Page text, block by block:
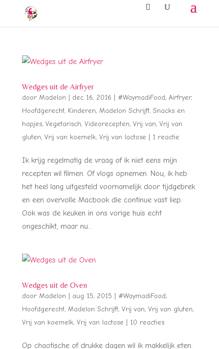
Wedges uit de Airfryer
door Madelon dec 16, 2016 #WaymadiFood, Airfryer,
Hoofdgerecht, Kinderen, Madelon Schrijft, Snacks en
hapjes, Vegetarisch, Videorecepten, Vrij van, Vrij van
gluten, Vrij van koemelk, Vrij van lactose 1 reactie
Ik krijg regelmatig de vraag of ik niet eens mijn
recepten wil filmen. Of vlogs opnemen. Nou, ik heb
het heel lang uitgesteld voornamelijk door tijdgebrek
en een overvolle Macbook die continue vast liep.
Ook was de keuken in ons vorige huis echt
ongeschikt, maar nu...
Wedges uit de Oven
door Madelon aug 15, 2015 #WaymadiFood,
Hoofdgerecht, Madelon Schrijft, Vrij van, Vrij van gluten,
Vrij van koemelk, Vrij van lactose 10 reacties
Op chaotische of drukke dagen wil ik makkelijk eten.